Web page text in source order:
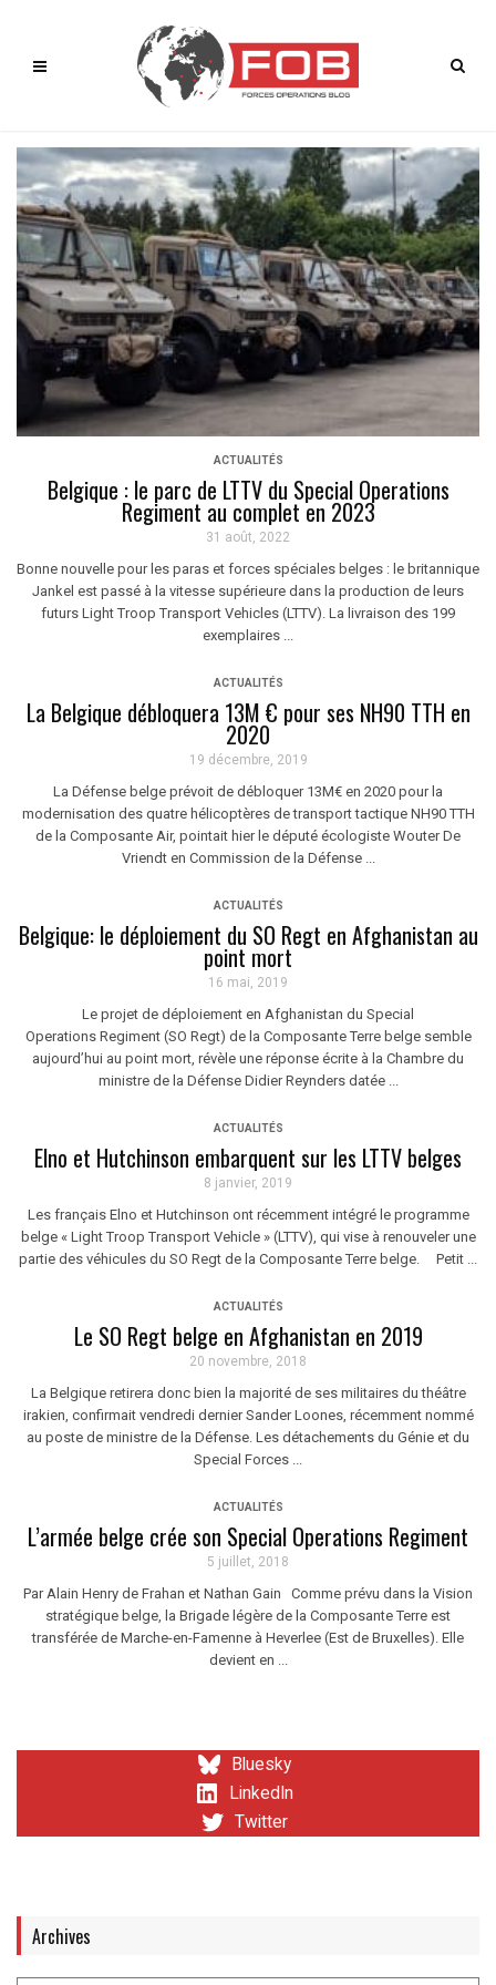
ACTUALITÉS
Belgique : le parc de LTTV du Special Operations
Regiment au complet en 2023
31 août, 2022
Bonne nouvelle pour les paras et forces spéciales belges : le britannique
Jankel est passé à la vitesse supérieure dans la production de leurs
futurs Light Troop Transport Vehicles (LTTV). La livraison des 199
exemplaires ...
ACTUALITÉS
La Belgique débloquera 13M € pour ses NH90 TTH en
2020
19 décembre, 2019
La Défense belge prévoit de débloquer 13M€ en 2020 pour la
modernisation des quatre hélicoptères de transport tactique NH90 TTH
de la Composante Air, pointait hier le député écologiste Wouter De
Vriendt en Commission de la Défense ...
ACTUALITÉS
Belgique: le déploiement du SO Regt en Afghanistan au
point mort
16 mai, 2019
Le projet de déploiement en Afghanistan du Special
Operations Regiment (SO Regt) de la Composante Terre belge semble
aujourd’hui au point mort, révèle une réponse écrite à la Chambre du
ministre de la Défense Didier Reynders datée ...
ACTUALITÉS
Elno et Hutchinson embarquent sur les LTTV belges
8 janvier, 2019
Les français Elno et Hutchinson ont récemment intégré le programme
belge « Light Troop Transport Vehicle » (LTTV), qui vise à renouveler une
partie des véhicules du SO Regt de la Composante Terre belge. Petit ...
ACTUALITÉS
Le SO Regt belge en Afghanistan en 2019
20 novembre, 2018
La Belgique retirera donc bien la majorité de ses militaires du théâtre
irakien, confirmait vendredi dernier Sander Loones, récemment nommé
au poste de ministre de la Défense. Les détachements du Génie et du
Special Forces ...
ACTUALITÉS
L’armée belge crée son Special Operations Regiment
5 juillet, 2018
Par Alain Henry de Frahan et Nathan Gain Comme prévu dans la Vision
stratégique belge, la Brigade légère de la Composante Terre est
transférée de Marche-en-Famenne à Heverlee (Est de Bruxelles). Elle
devient en ...
Bluesky
LinkedIn
Twitter
Archives